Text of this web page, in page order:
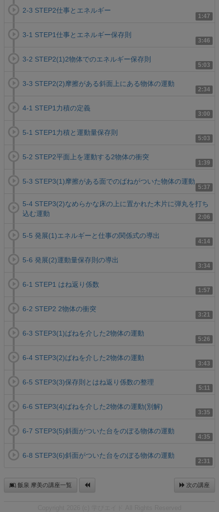
1:47
2-3 STEP2仕事とエネルギー
3:46
3-1 STEP1仕事とエネルギー保存則
5:03
3-2 STEP2(1)2物体でのエネルギー保存則
2:34
3-3 STEP2(2)摩擦がある斜面上にある物体の運動
3:00
4-1 STEP1力積の定義
5:03
5-1 STEP1力積と運動量保存則
1:39
5-2 STEP2平面上を運動する2物体の衝突
5:37
5-3 STEP3(1)摩擦がある面でのばねがついた物体の運動
2:06
5-4 STEP3(2)なめらかな床の上に置かれた木片に弾丸を打ち
込む運動
4:14
5-5 発展(1)エネルギーと仕事の関係式の導出
3:34
5-6 発展(2)運動量保存則の導出
1:57
6-1 STEP1 はね返り係数
3:21
6-2 STEP2 2物体の衝突
5:26
6-3 STEP3(1)ばねを介した2物体の運動
3:43
6-4 STEP3(2)ばねを介した2物体の運動
5:11
6-5 STEP3(3)保存則とはね返り係数の整理
3:35
6-6 STEP3(4)ばねを介した2物体の運動(別解)
4:35
6-7 STEP3(5)斜面がついた台をのぼる物体の運動
2:31
6-8 STEP3(6)斜面がついた台をのぼる物体の運動
飯泉 摩美の講座一覧 次の講座